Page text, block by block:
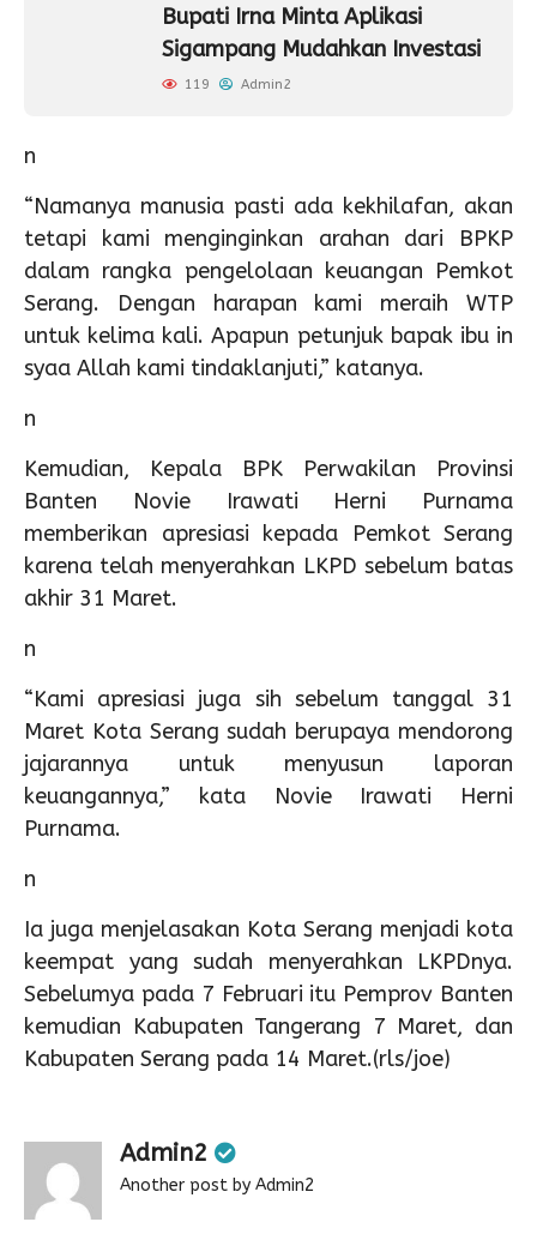
Bupati Irna Minta Aplikasi
Sigampang Mudahkan Investasi
119 Admin2
n
“Namanya manusia pasti ada kekhilafan, akan
tetapi kami menginginkan arahan dari BPKP
dalam rangka pengelolaan keuangan Pemkot
Serang. Dengan harapan kami meraih WTP
untuk kelima kali. Apapun petunjuk bapak ibu in
syaa Allah kami tindaklanjuti,” katanya.
n
Kemudian, Kepala BPK Perwakilan Provinsi
Banten Novie Irawati Herni Purnama
memberikan apresiasi kepada Pemkot Serang
karena telah menyerahkan LKPD sebelum batas
akhir 31 Maret.
n
“Kami apresiasi juga sih sebelum tanggal 31
Maret Kota Serang sudah berupaya mendorong
jajarannya untuk menyusun laporan
keuangannya,” kata Novie Irawati Herni
Purnama.
n
Ia juga menjelasakan Kota Serang menjadi kota
keempat yang sudah menyerahkan LKPDnya.
Sebelumya pada 7 Februari itu Pemprov Banten
kemudian Kabupaten Tangerang 7 Maret, dan
Kabupaten Serang pada 14 Maret.(rls/joe)
Admin2
Another post by Admin2